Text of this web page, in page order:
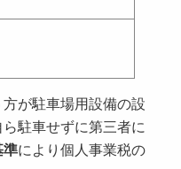
が駐車場用設備の設
駐車せずに第三者に
準により個人事業税の